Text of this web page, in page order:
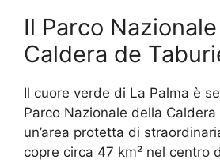
Il Parco
Caldera de
Il cuore verde di La Palma è
Parco Nazionale della
un’area protetta di
copre circa 47 km² nel centro